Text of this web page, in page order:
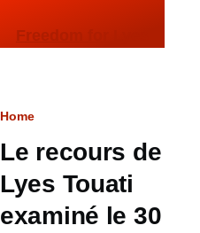
Freedom for Lyes
Breadcrumb
Home
Le recours de
Lyes Touati
examiné le 30